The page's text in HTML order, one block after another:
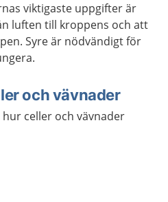
viktigaste uppgifter är
luften till kroppens och att
Syre är nödvändigt för
och vävnader
celler och vävnader